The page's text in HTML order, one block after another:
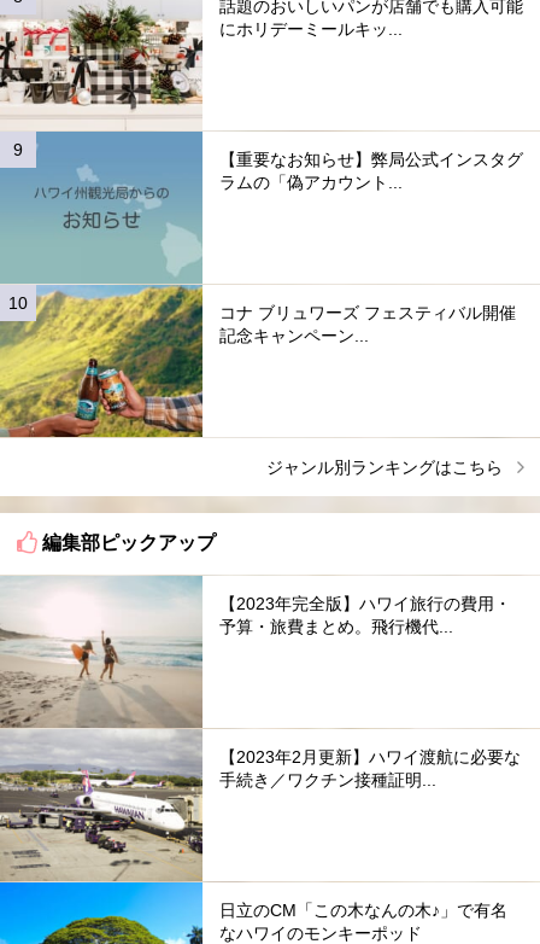
話題のおいしいパンが店舗でも購入可能
にホリデーミールキッ...
【重要なお知らせ】弊局公式インスタグ
ラムの「偽アカウント...
コナ ブリュワーズ フェスティバル開催
記念キャンペーン...
ジャンル別ランキングはこちら
編集部ピックアップ
【2023年完全版】ハワイ旅行の費用・
予算・旅費まとめ。飛行機代...
【2023年2月更新】ハワイ渡航に必要な
手続き／ワクチン接種証明...
日立のCM「この木なんの木♪」で有名
なハワイのモンキーポッド